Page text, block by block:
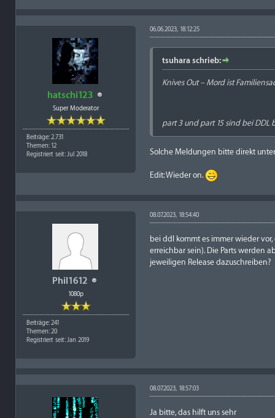
hatschi123
Super Moderator
Beiträge: 2.731
Themen: 12
Registriert seit: Jul 2018
06.06.2023, 18:12:25
tsuhara schrieb:
Knives Out – Mord ist
part 3 und part 15 sind bei DDL
Solche Meldungen bitte direkt
Edit: Wieder on.
Phil1612
1080p
Beiträge: 241
Themen: 20
Registriert seit: Jan 2019
08.07.2023, 18:54:40
bei ddl kommt es immer wieder
erreichbar sein). Die Parts werden
jeweiligen Release dazuschreiben?
08.07.2023, 18:57:03
Ja bitte, das hilft uns sehr